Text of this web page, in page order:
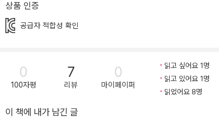
가 아닐까요? 이 책 《비가 그치면…》은 비가 막 개고 길가에 생긴 물
웅덩이가 본 세상 풍경 이야기입니다. 창가에서 비가 개기를 기다리
고 동네 길가에서 새로 생긴 물웅덩이를 발견합니다. 후쿠는 신이 나
서 물웅덩이로 첨벙첨벙 걸어들어갑니다. 이때 물웅덩이가 말합니다.
“이봐, 이봐. 조용히 좀 해 줄래? 너 때문에 안 보이잖아.” 후쿠가 묻
습니다. “뭐가 보이는데?” ▶ 물웅덩이에 비친 소박하고 아름다운 세
상 이렇게 이 책은 시작합니다. 비 갠 뒤 이제 막 세상에 나온 물웅덩
상품 인증
공급자 적합성 확인
0
100자평
7
리뷰
0
마이페이퍼
읽고 싶어요 1명
읽고 있어요 1명
읽었어요 8명
이 책에 내가 남긴 글